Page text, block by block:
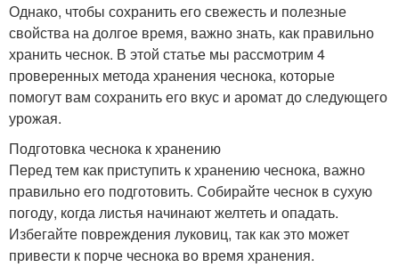
Однако, чтобы сохранить его свежесть и полезные
свойства на долгое время, важно знать, как правильно
хранить чеснок. В этой статье мы рассмотрим 4
проверенных метода хранения чеснока, которые
помогут вам сохранить его вкус и аромат до следующего
урожая.
Подготовка чеснока к хранению
Перед тем как приступить к хранению чеснока, важно
правильно его подготовить. Собирайте чеснок в сухую
погоду, когда листья начинают желтеть и опадать.
Избегайте повреждения луковиц, так как это может
привести к порче чеснока во время хранения.